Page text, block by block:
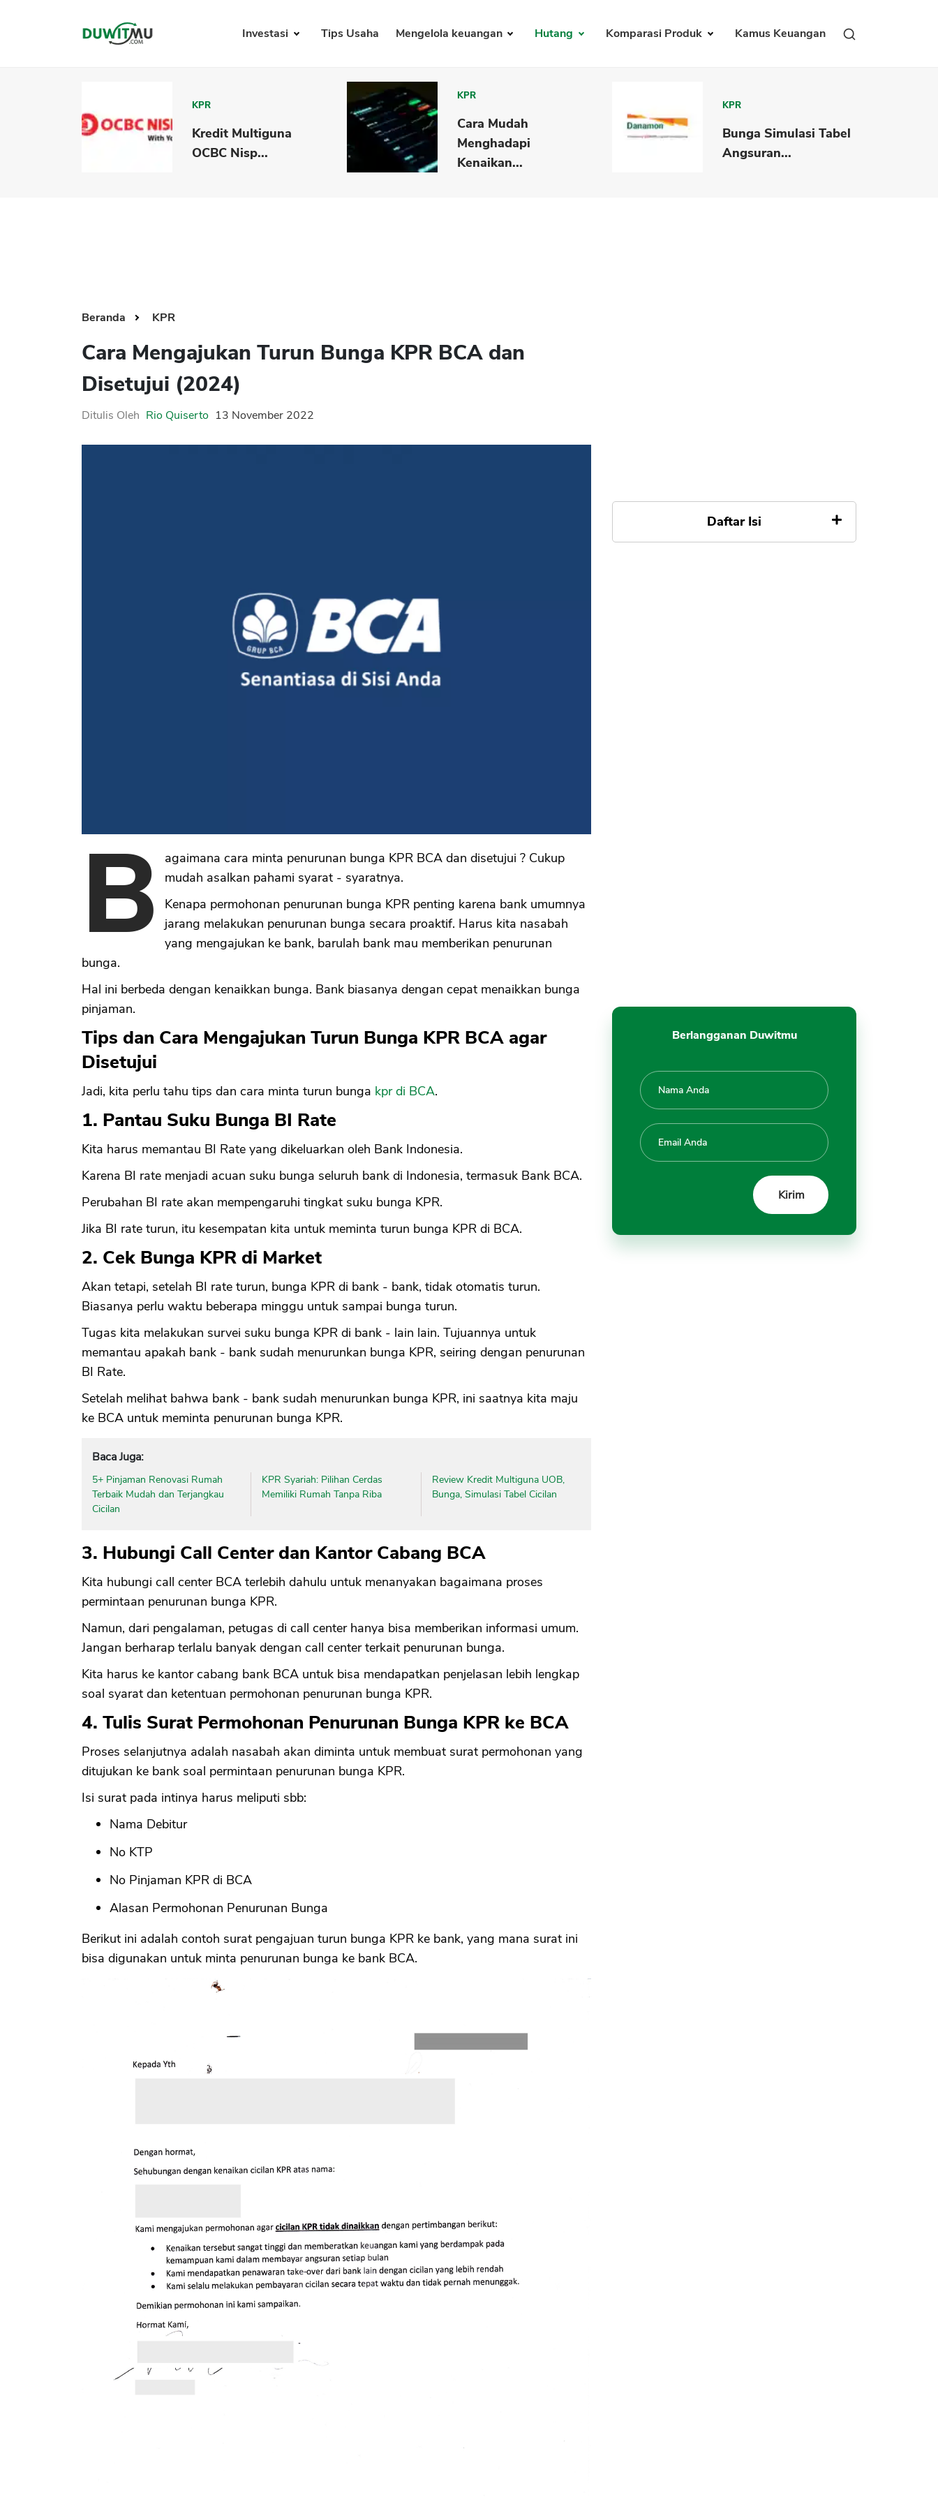
Investasi Tips Usaha Mengelola keuangan Hutang Komparasi Produk Kamus Keuangan
KPR
Kredit Multiguna
OCBC Nisp...
KPR
Cara Mudah
Menghadapi
Kenaikan...
KPR
Bunga Simulasi Tabel
Angsuran...
Beranda KPR
Cara Mengajukan Turun Bunga KPR BCA dan
Disetujui (2024)
Ditulis Oleh Rio Quiserto 13 November 2022
B
agaimana cara minta penurunan bunga KPR BCA dan disetujui ? Cukup
mudah asalkan pahami syarat - syaratnya.
Kenapa permohonan penurunan bunga KPR penting karena bank umumnya
jarang melakukan penurunan bunga secara proaktif. Harus kita nasabah
yang mengajukan ke bank, barulah bank mau memberikan penurunan
bunga.
Hal ini berbeda dengan kenaikkan bunga. Bank biasanya dengan cepat menaikkan bunga
pinjaman.
Tips dan Cara Mengajukan Turun Bunga KPR BCA agar
Disetujui
Jadi, kita perlu tahu tips dan cara minta turun bunga kpr di BCA.
1. Pantau Suku Bunga BI Rate
Kita harus memantau BI Rate yang dikeluarkan oleh Bank Indonesia.
Karena BI rate menjadi acuan suku bunga seluruh bank di Indonesia, termasuk Bank BCA.
Perubahan BI rate akan mempengaruhi tingkat suku bunga KPR.
Jika BI rate turun, itu kesempatan kita untuk meminta turun bunga KPR di BCA.
2. Cek Bunga KPR di Market
Akan tetapi, setelah BI rate turun, bunga KPR di bank - bank, tidak otomatis turun.
Biasanya perlu waktu beberapa minggu untuk sampai bunga turun.
Tugas kita melakukan survei suku bunga KPR di bank - lain lain. Tujuannya untuk
memantau apakah bank - bank sudah menurunkan bunga KPR, seiring dengan penurunan
BI Rate.
Setelah melihat bahwa bank - bank sudah menurunkan bunga KPR, ini saatnya kita maju
ke BCA untuk meminta penurunan bunga KPR.
Baca Juga:
5+ Pinjaman Renovasi Rumah
Terbaik Mudah dan Terjangkau
Cicilan
KPR Syariah: Pilihan Cerdas
Memiliki Rumah Tanpa Riba
Review Kredit Multiguna UOB,
Bunga, Simulasi Tabel Cicilan
3. Hubungi Call Center dan Kantor Cabang BCA
Kita hubungi call center BCA terlebih dahulu untuk menanyakan bagaimana proses
permintaan penurunan bunga KPR.
Namun, dari pengalaman, petugas di call center hanya bisa memberikan informasi umum.
Jangan berharap terlalu banyak dengan call center terkait penurunan bunga.
Kita harus ke kantor cabang bank BCA untuk bisa mendapatkan penjelasan lebih lengkap
soal syarat dan ketentuan permohonan penurunan bunga KPR.
4. Tulis Surat Permohonan Penurunan Bunga KPR ke BCA
Proses selanjutnya adalah nasabah akan diminta untuk membuat surat permohonan yang
ditujukan ke bank soal permintaan penurunan bunga KPR.
Isi surat pada intinya harus meliputi sbb:
Nama Debitur
No KTP
No Pinjaman KPR di BCA
Alasan Permohonan Penurunan Bunga
Berikut ini adalah contoh surat pengajuan turun bunga KPR ke bank, yang mana surat ini
bisa digunakan untuk minta penurunan bunga ke bank BCA.
Daftar Isi
Berlangganan Duwitmu